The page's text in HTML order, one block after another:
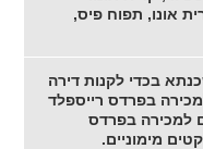
אונו, תפוח פיס,
בכדי לקנות דירה
בפרדס רייספלד
למכירה בפרדס
מימוניים.